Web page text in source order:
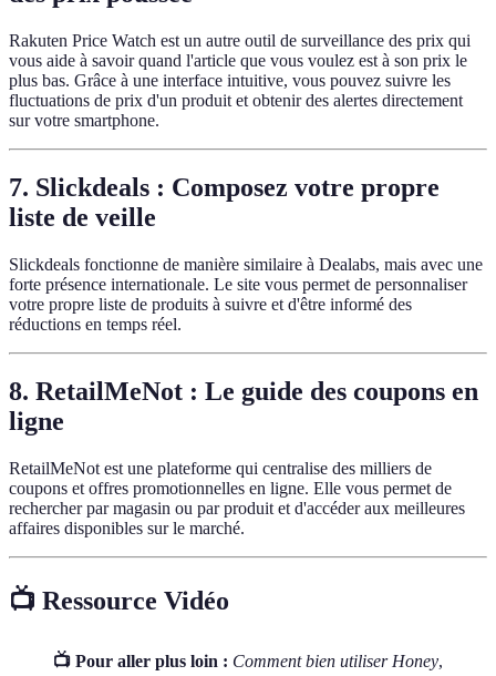
Rakuten Price Watch est un autre outil de surveillance des prix qui
vous aide à savoir quand l'article que vous voulez est à son prix le
plus bas. Grâce à une interface intuitive, vous pouvez suivre les
fluctuations de prix d'un produit et obtenir des alertes directement
sur votre smartphone.
7. Slickdeals : Composez votre propre
liste de veille
Slickdeals fonctionne de manière similaire à Dealabs, mais avec une
forte présence internationale. Le site vous permet de personnaliser
votre propre liste de produits à suivre et d'être informé des
réductions en temps réel.
8. RetailMeNot : Le guide des coupons en
ligne
RetailMeNot est une plateforme qui centralise des milliers de
coupons et offres promotionnelles en ligne. Elle vous permet de
rechercher par magasin ou par produit et d'accéder aux meilleures
affaires disponibles sur le marché.
📺 Ressource Vidéo
📺 Pour aller plus loin : Comment bien utiliser Honey,